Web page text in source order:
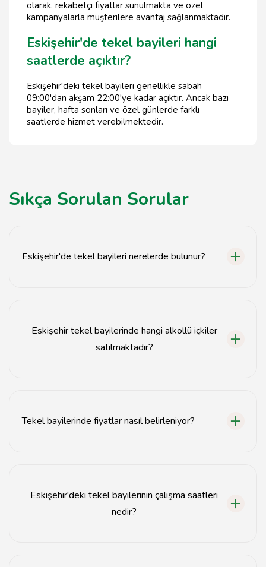
olarak, rekabetçi fiyatlar sunulmakta ve özel
kampanyalarla müşterilere avantaj sağlanmaktadır.
Eskişehir'de tekel bayileri hangi
saatlerde açıktır?
Eskişehir'deki tekel bayileri genellikle sabah
09:00'dan akşam 22:00'ye kadar açıktır. Ancak bazı
bayiler, hafta sonları ve özel günlerde farklı
saatlerde hizmet verebilmektedir.
Sıkça Sorulan Sorular
Eskişehir'de tekel bayileri nerelerde bulunur?
Eskişehir tekel bayilerinde hangi alkollü içkiler
satılmaktadır?
Tekel bayilerinde fiyatlar nasıl belirleniyor?
Eskişehir'deki tekel bayilerinin çalışma saatleri
nedir?